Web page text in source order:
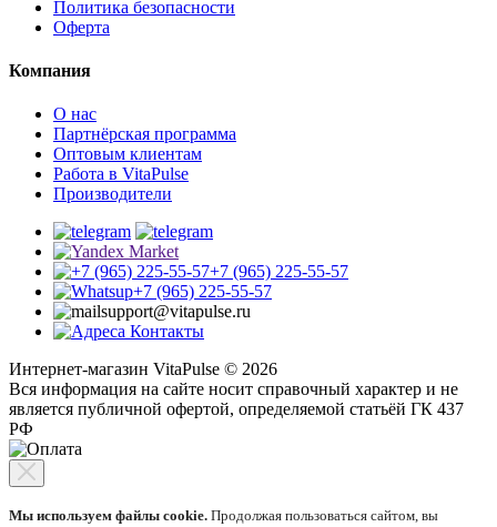
Политика безопасности
Оферта
Компания
О нас
Партнёрская программа
Оптовым клиентам
Работа в VitaPulse
Производители
+7 (965) 225-55-57
+7 (965) 225-55-57
support@vitapulse.ru
Контакты
Интернет-магазин VitaPulse © 2026
Вся информация на сайте носит справочный характер и не
является публичной офертой, определяемой статьёй ГК 437
РФ
Мы используем файлы cookie. Продолжая пользоваться сайтом, вы